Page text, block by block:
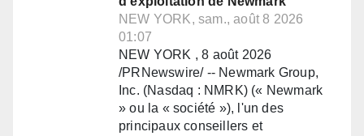
NEW YORK, sam., août 8 2026
01:07
NEW YORK , 8 août 2026
/PRNewswire/ -- Newmark Group,
Inc. (Nasdaq : NMRK) (« Newmark
» ou la « société »), l'un des
principaux conseillers et